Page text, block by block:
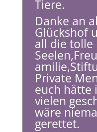
Tiere.
Danke an
Glückshof
all die tolle
Private
euch hätte
vielen
wäre
gerettet.